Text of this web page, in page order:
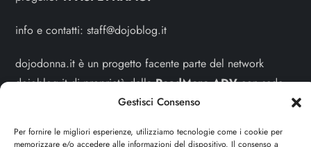
Gestisci Consenso
Per fornire le migliori esperienze, utilizziamo tecnologie come i cookie per
memorizzare e/o accedere alle informazioni del dispositivo. Il consenso a
info e contatti:staff@dojoblog.it
dojodonna.it è un progetto facente parte del network
dojoblog.it di proprietà dellaReadMore ADVcon sede
legale in Via delle Sirene 34 - Roma - P.iva: